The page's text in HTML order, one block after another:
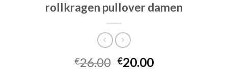
rollkragen pullover damen
€26.00 €20.00